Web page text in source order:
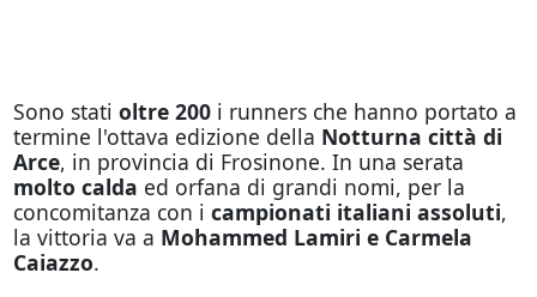
Sono stati oltre 200i runners che hanno portato a
termine l'ottava edizione della Notturna città di
Arce, in provincia di Frosinone. In una serata
molto calda ed orfana di grandi nomi, per la
concomitanza con i campionati italiani assoluti,
la vittoria va a Mohammed Lamiri e Carmela
Caiazzo.